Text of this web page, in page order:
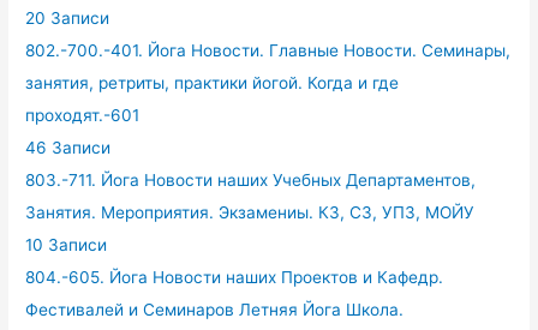
20 Записи
802.-700.-401. Йога Новости. Главные Новости. Семинары,
занятия, ретриты, практики йогой. Когда и где
проходят.-601
46 Записи
803.-711. Йога Новости наших Учебных Департаментов,
Занятия. Мероприятия. Экзамениы. КЗ, СЗ, УПЗ, МОЙУ
10 Записи
804.-605. Йога Новости наших Проектов и Кафедр.
Фестивалей и Семинаров Летняя Йога Школа.